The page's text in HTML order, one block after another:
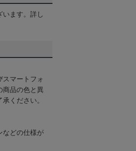
います。詳し
スマートフォ
商品の色と異
ください。
などの仕様が